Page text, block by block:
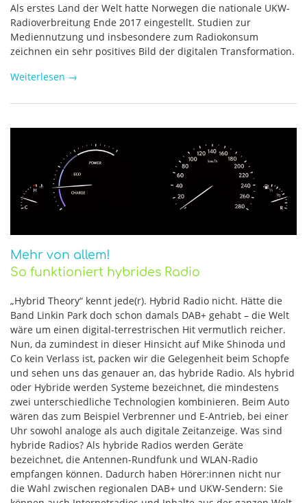
Als erstes Land der Welt hatte Norwegen die nationale UKW-
Radioverbreitung Ende 2017 eingestellt. Studien zur
Mediennutzung und insbesondere zum Radiokonsum
zeichnen ein sehr positives Bild der digitalen Transformation.
Weiterlesen →
Mehr von allem!
So funktioniert hybrides Radio
„Hybrid Theory“ kennt jede(r). Hybrid Radio nicht. Hätte die
Band Linkin Park doch schon damals DAB+ gehabt – die Welt
wäre um einen digital-terrestrischen Hit vermutlich reicher.
Nun, da zumindest in dieser Hinsicht auf Mike Shinoda und
Co kein Verlass ist, packen wir die Gelegenheit beim Schopfe
und sehen uns das genauer an, das hybride Radio. Als hybrid
oder Hybride werden Systeme bezeichnet, die mindestens
zwei unterschiedliche Technologien kombinieren. Beim Auto
wären das zum Beispiel Verbrenner und E-Antrieb, bei einer
Uhr sowohl analoge als auch digitale Zeitanzeige. Was sind
hybride Radios? Als hybride Radios werden Geräte
bezeichnet, die Antennen-Rundfunk und WLAN-Radio
empfangen können. Dadurch haben Hörer:innen nicht nur
die Wahl zwischen regionalen DAB+ und UKW-Sendern: Sie